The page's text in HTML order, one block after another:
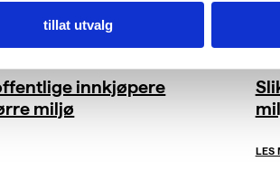
tillat utvalg
innkjøpere
miljø
LES